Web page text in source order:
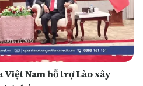
Nam hỗ trợ Lào xây